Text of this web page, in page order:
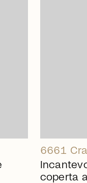
6661
coperta